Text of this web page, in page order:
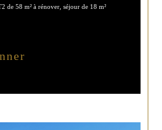
de 58 m² à rénover, séjour de 18 m²